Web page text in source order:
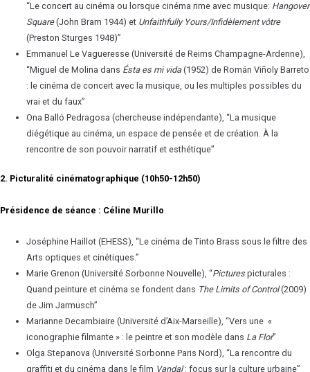
“Le concert au cinéma ou lorsque cinéma rime avec musique: Hangover
Square(John Bram 1944) et Unfaithfully Yours/Infidèlement vôtre
(Preston Sturges 1948)”
Emmanuel Le Vagueresse (Université de Reims Champagne-Ardenne),
“Miguel de Molina dans Ésta es mi vida(1952) de Román Viñoly Barreto
: le cinéma de concert avec la musique, ou les multiples possibles du
vrai et du faux”
Ona Balló Pedragosa (chercheuse indépendante), “La musique
diégétique au cinéma, un espace de pensée et de création. À la
rencontre de son pouvoir narratif et esthétique”
2. Picturalité cinématographique (10h50-12h50)
Présidence de séance : Céline Murillo
Joséphine Haillot (EHESS), “Le cinéma de Tinto Brass sous le filtre des
Arts optiques et cinétiques.”
Marie Grenon (Université Sorbonne Nouvelle), “Pictures picturales :
Quand peinture et cinéma se fondent dans The Limits of Control(2009)
de Jim Jarmusch”
Marianne Decambiaire (Université d’Aix-Marseille), “Vers une «
iconographie filmante » : le peintre et son modèle dans La Flor”
Olga Stepanova (Université Sorbonne Paris Nord), “La rencontre du
graffiti et du cinéma dans le film Vandal: focus sur la culture urbaine”